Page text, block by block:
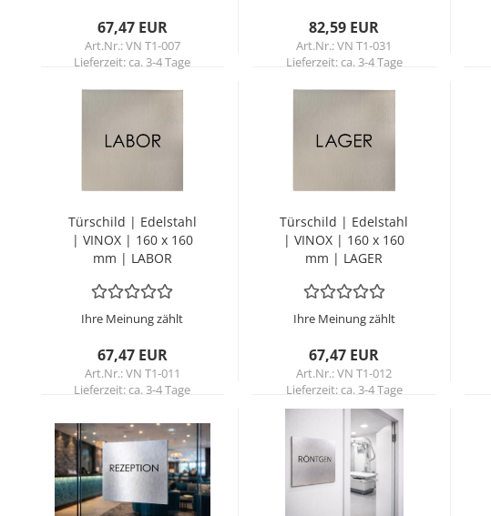
67,47 EUR
Art.Nr.: VN T1-007
Lieferzeit:ca. 3-4 Tage
82,59 EUR
Art.Nr.: VN T1-031
Lieferzeit:ca. 3-4 Tage
Tür­schild | Edel­stahl
| VINOX | 160 x 160
mm | LABOR
Ihre Meinung zählt
67,47 EUR
Art.Nr.: VN T1-011
Lieferzeit:ca. 3-4 Tage
Tür­schild | Edel­stahl
| VINOX | 160 x 160
mm | LAGER
Ihre Meinung zählt
67,47 EUR
Art.Nr.: VN T1-012
Lieferzeit:ca. 3-4 Tage